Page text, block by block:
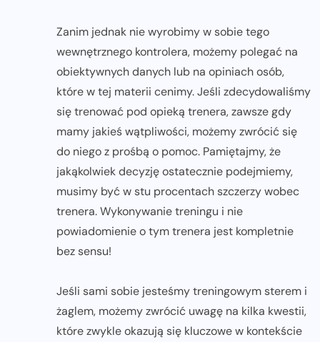
Zanim jednak nie wyrobimy w sobie tego
wewnętrznego kontrolera, możemy polegać na
obiektywnych danych lub na opiniach osób,
które w tej materii cenimy. Jeśli zdecydowaliśmy
się trenować pod opieką trenera, zawsze gdy
mamy jakieś wątpliwości, możemy zwrócić się
do niego z prośbą o pomoc. Pamiętajmy, że
jakąkolwiek decyzję ostatecznie podejmiemy,
musimy być w stu procentach szczerzy wobec
trenera. Wykonywanie treningu i nie
powiadomienie o tym trenera jest kompletnie
bez sensu!
Jeśli sami sobie jesteśmy treningowym sterem i
żaglem, możemy zwrócić uwagę na kilka kwestii,
które zwykle okazują się kluczowe w kontekście